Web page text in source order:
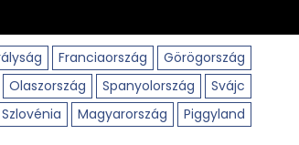
Franciaország
Görögország
Olaszország Spanyolország
Svájc
Szlovénia Magyarország Piggyland